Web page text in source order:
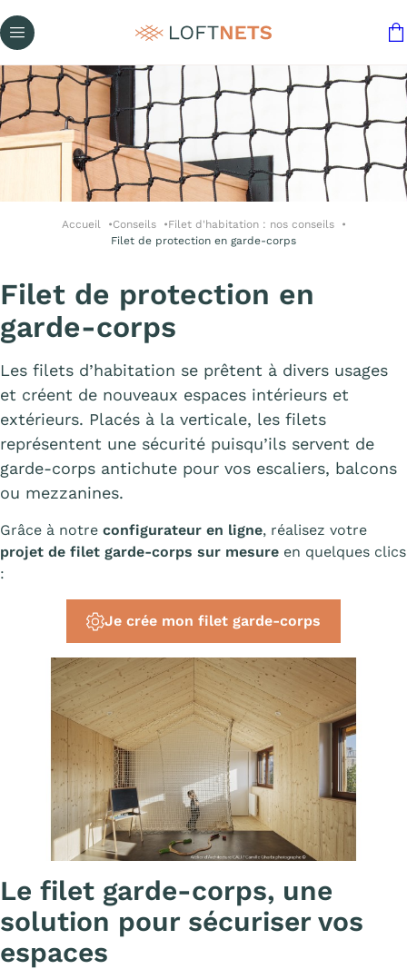
Accueil Conseils
Filet d'habitation : nos conseils
Filet de protection en garde-corps
Filet de protection en
garde-corps
Les filets d’habitation se prêtent à divers usages
et créent de nouveaux espaces intérieurs et
extérieurs. Placés à la verticale, les filets
représentent une sécurité puisqu’ils servent de
garde-corps antichute pour vos escaliers, balcons
ou mezzanines.
Grâce à notre configurateur en ligne, réalisez votre
projet de filet garde-corps sur mesure en quelques clics
:
Je crée mon filet garde-corps
Le filet garde-corps, une
solution pour sécuriser vos
espaces